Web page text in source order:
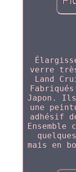
verre
Land
Japon.
une
adhésif
mais en